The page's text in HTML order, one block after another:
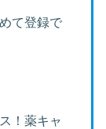
て登録で
！薬キャ